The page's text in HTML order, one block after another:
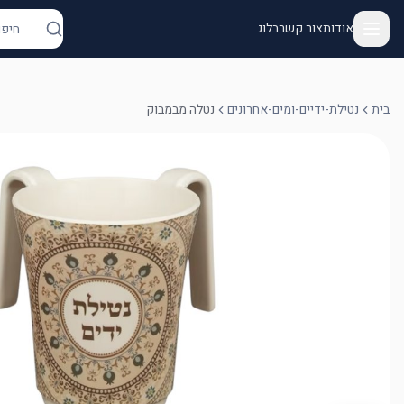
אודותצור קשרבלוג
בית נטילת-ידיים-ומים-אחרונים נטלה מבמבוק